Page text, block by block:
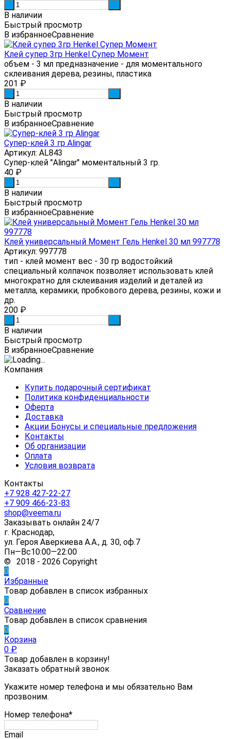
В наличии
Быстрый просмотр
В избранноеСравнение
Клей супер 3гр Henkel Супер Момент
объем - 3 мл предназначение - для моментального
склеивания дерева, резины, пластика
201 ₽
В наличии
Быстрый просмотр
В избранноеСравнение
Супер-клей 3 гр Alingar
Артикул: AL843
Супер-клей "Alingar" моментальный 3 гр.
40 ₽
В наличии
Быстрый просмотр
В избранноеСравнение
Клей универсальный Момент Гель Henkel 30 мл 997778
Артикул: 997778
тип - клей момент вес - 30 гр водостойкий
специальный колпачок позволяет использовать клей
многократно для склеивания изделий и деталей из
металла, керамики, пробкового дерева, резины, кожи и
др.
200 ₽
В наличии
Быстрый просмотр
В избранноеСравнение
Компания
Купить подарочный сертификат
Политика конфиденциальности
Оферта
Доставка
Акции Бонусы и специальные предложения
Контакты
Об организации
Оплата
Условия возврата
Контакты
+7 928 427-22-27
+7 909 466-23-83
shop@veema.ru
Заказывать онлайн 24/7
г. Краснодар,
ул. Героя Аверкиева А.А., д. 30, оф.7
Пн—Вс10:00—22:00
© 2018 - 2026 Copyright
0
Избранные
Товар добавлен в список избранных
0
Сравнение
Товар добавлен в список сравнения
0
Корзина
0 ₽
Товар добавлен в корзину!
Заказать обратный звонок
Укажите номер телефона и мы обязательно Вам
прозвоним.
Номер телефона*
Email